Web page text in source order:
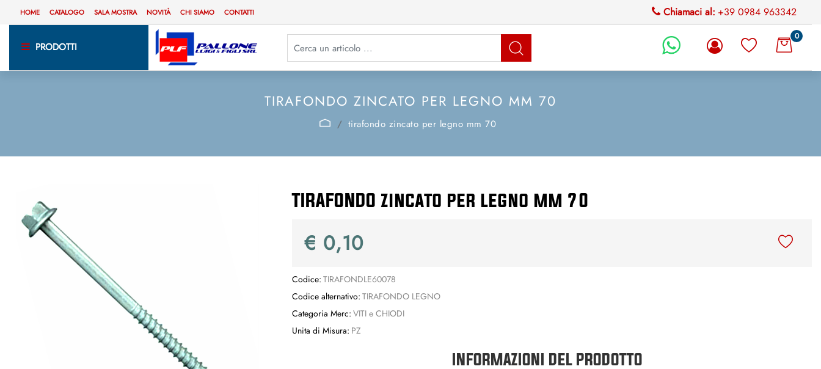
HOME CATALOGO SALA MOSTRA NOVITÀ CHI SIAMO CONTATTI Chiamaci al: +39 0984 963342
PRODOTTI
La modifica di un filtro aggiorna automaticamente gli altri filtri disponibili. 0
TIRAFONDO ZINCATO PER LEGNO MM 70
tirafondo zincato per legno mm 70
TIRAFONDO zincato per legno mm 70
€ 0,10
Codice: TIRAFONDLE60078
Codice alternativo: TIRAFONDO LEGNO
Categoria Merc: VITI e CHIODI
Unita di Misura: PZ
INFORMAZIONI DEL PRODOTTO